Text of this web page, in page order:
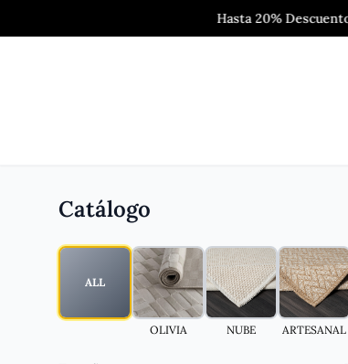
Hasta 20% Descuento para
Catálogo
ALL
OLIVIA NUBE ARTESANAL